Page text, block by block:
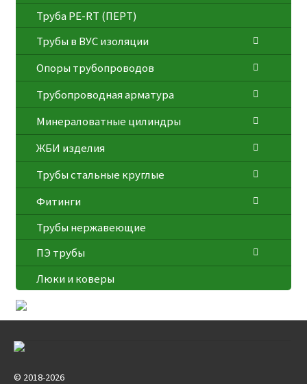
⁠Трубa PE-RT (ПЕРТ)
Трубы в ВУС изоляции
Опоры трубопроводов
Трубопроводная арматура
Минераловатные цилиндры
ЖБИ изделия
Трубы стальные круглые
Фитинги
Трубы нержавеющие
ПЭ трубы
Люки и коверы
© 2018-2026